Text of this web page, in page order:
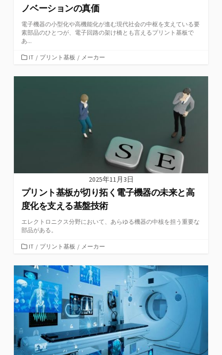
ノベーションの真価
電子機器の小型化や高機能化が進む現代社会の中枢を支えている要
素部品のひとつが、電子回路の架け橋とも言えるプリント基板で
あ...
カ
ゴ
IT / プリント基板 / メーカー
2025年11月3日
プリント基板が切り拓く電子機器の未来と高
度化を支える基盤技術
エレクトロニクス分野において、あらゆる機器の中核を担う重要な
部品がある。
カ
ゴ
リ
ー
IT / プリント基板 / メーカー